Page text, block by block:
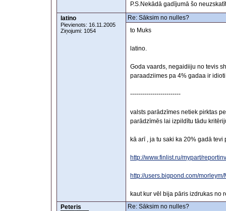
P.S.Nekādā gadījumā šo
latino
Pievienots: 16.11.2005
Ziņojumi: 1054
Re: Sāksim no nulles?
to Muks
latino.
Goda vaards, negaidiiju no tevis
paraadziimes pa 4% gadaa ir
-------------------------
valsts parādzīmes netiek pirktas
parādzīmēs lai izpildītu tādu
kā arī , ja tu saki ka 20% gadā
http://www.finlist.ru/mypart/
http://users.bigpond.com/
kaut kur vēl bija pāris izdrukas no
Peteris
Re: Sāksim no nulles?